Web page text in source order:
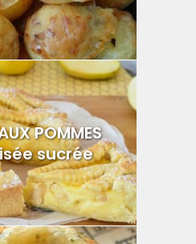
POMMES
sucrée